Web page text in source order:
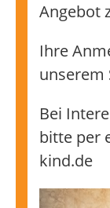
Angebot
Ihre
unserem
Bei
bitte per
kind.de